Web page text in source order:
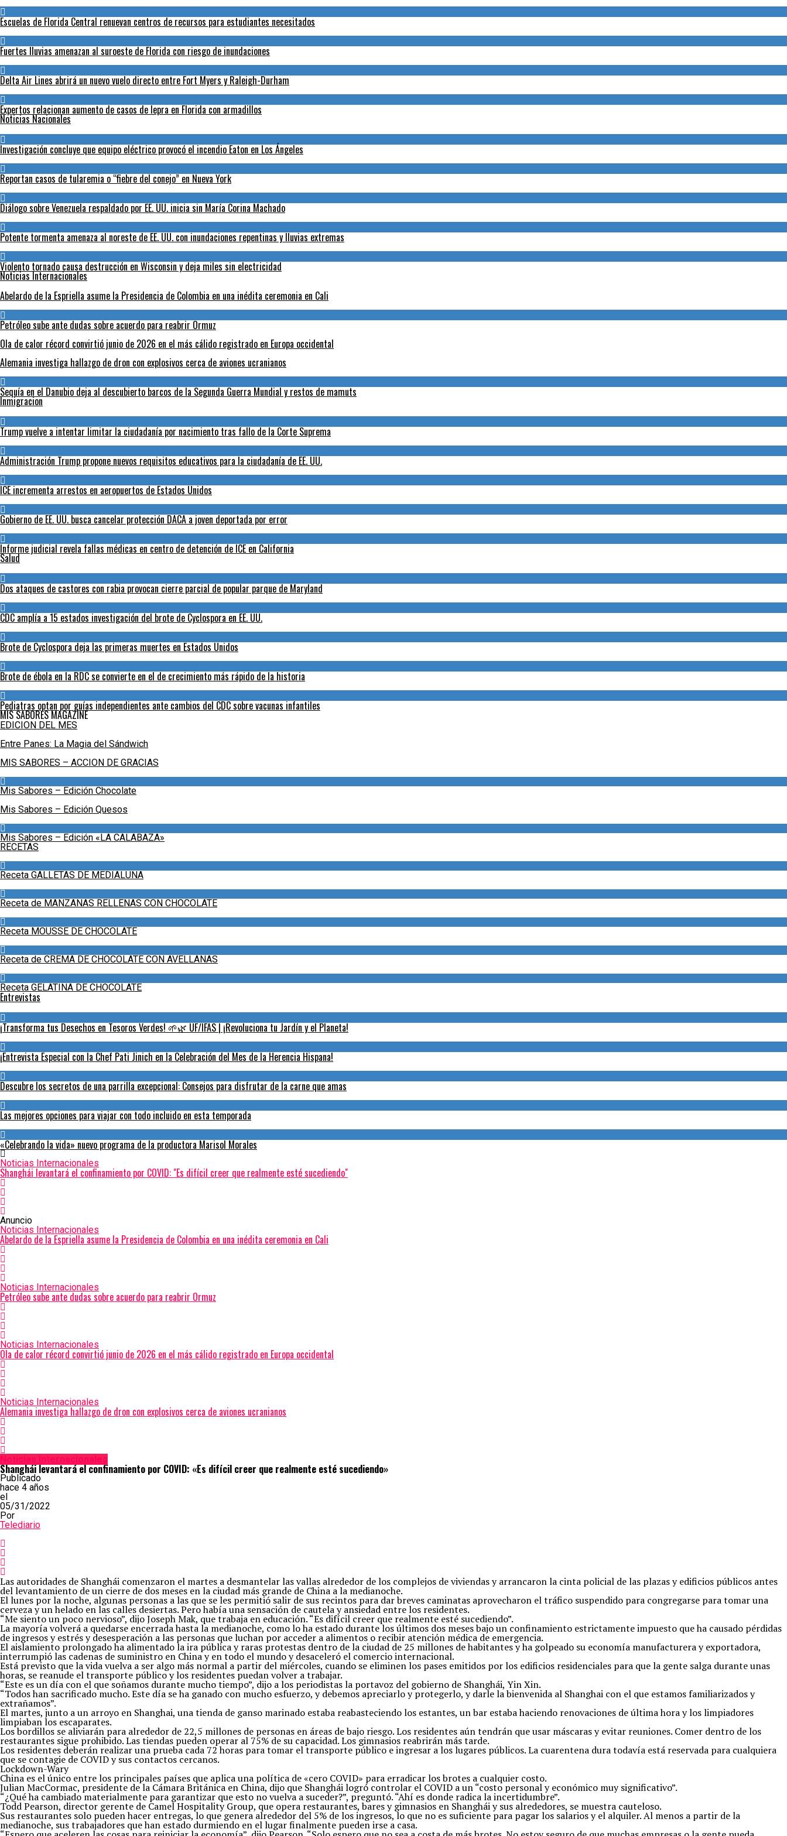
Escuelas de Florida Central renuevan centros de recursos para estudiantes necesitados
Fuertes lluvias amenazan al suroeste de Florida con riesgo de inundaciones
Delta Air Lines abrirá un nuevo vuelo directo entre Fort Myers y Raleigh-Durham
Expertos relacionan aumento de casos de lepra en Florida con armadillos
Noticias Nacionales
Investigación concluye que equipo eléctrico provocó el incendio Eaton en Los Ángeles
Reportan casos de tularemia o “fiebre del conejo” en Nueva York
Diálogo sobre Venezuela respaldado por EE. UU. inicia sin María Corina Machado
Potente tormenta amenaza al noreste de EE. UU. con inundaciones repentinas y lluvias extremas
Violento tornado causa destrucción en Wisconsin y deja miles sin electricidad
Noticias Internacionales
Abelardo de la Espriella asume la Presidencia de Colombia en una inédita ceremonia en Cali
Petróleo sube ante dudas sobre acuerdo para reabrir Ormuz
Ola de calor récord convirtió junio de 2026 en el más cálido registrado en Europa occidental
Alemania investiga hallazgo de dron con explosivos cerca de aviones ucranianos
Sequía en el Danubio deja al descubierto barcos de la Segunda Guerra Mundial y restos de mamuts
Inmigracion
Trump vuelve a intentar limitar la ciudadanía por nacimiento tras fallo de la Corte Suprema
Administración Trump propone nuevos requisitos educativos para la ciudadanía de EE. UU.
ICE incrementa arrestos en aeropuertos de Estados Unidos
Gobierno de EE. UU. busca cancelar protección DACA a joven deportada por error
Informe judicial revela fallas médicas en centro de detención de ICE en California
Salud
Dos ataques de castores con rabia provocan cierre parcial de popular parque de Maryland
CDC amplía a 15 estados investigación del brote de Cyclospora en EE. UU.
Brote de Cyclospora deja las primeras muertes en Estados Unidos
Brote de ébola en la RDC se convierte en el de crecimiento más rápido de la historia
Pediatras optan por guías independientes ante cambios del CDC sobre vacunas infantiles
MIS SABORES MAGAZINE
EDICION DEL MES
Entre Panes: La Magia del Sándwich
MIS SABORES – ACCION DE GRACIAS
Mis Sabores – Edición Chocolate
Mis Sabores – Edición Quesos
Mis Sabores – Edición «LA CALABAZA»
RECETAS
Receta GALLETAS DE MEDIALUNA
Receta de MANZANAS RELLENAS CON CHOCOLATE
Receta MOUSSE DE CHOCOLATE
Receta de CREMA DE CHOCOLATE CON AVELLANAS
Receta GELATINA DE CHOCOLATE
Entrevistas
¡Transforma tus Desechos en Tesoros Verdes! 🌱🌿 UF/IFAS | ¡Revoluciona tu Jardín y el Planeta!
¡Entrevista Especial con la Chef Pati Jinich en la Celebración del Mes de la Herencia Hispana!
Descubre los secretos de una parrilla excepcional: Consejos para disfrutar de la carne que amas
Las mejores opciones para viajar con todo incluido en esta temporada
«Celebrando la vida» nuevo programa de la productora Marisol Morales
Noticias Internacionales
Shanghái levantará el confinamiento por COVID: "Es difícil creer que realmente esté sucediendo"
Anuncio
Noticias Internacionales
Abelardo de la Espriella asume la Presidencia de Colombia en una inédita ceremonia en Cali
Noticias Internacionales
Petróleo sube ante dudas sobre acuerdo para reabrir Ormuz
Noticias Internacionales
Ola de calor récord convirtió junio de 2026 en el más cálido registrado en Europa occidental
Noticias Internacionales
Alemania investiga hallazgo de dron con explosivos cerca de aviones ucranianos
Noticias Internacionales
Shanghái levantará el confinamiento por COVID: «Es difícil creer que realmente esté sucediendo»
Publicado
hace 4 años
el
05/31/2022
Por
Telediario
Las autoridades de Shanghái comenzaron el martes a desmantelar las vallas alrededor de los complejos de viviendas y arrancaron la cinta policial de las plazas y edificios públicos antes
del levantamiento de un cierre de dos meses en la ciudad más grande de China a la medianoche.
El lunes por la noche, algunas personas a las que se les permitió salir de sus recintos para dar breves caminatas aprovecharon el tráfico suspendido para congregarse para tomar una
cerveza y un helado en las calles desiertas. Pero había una sensación de cautela y ansiedad entre los residentes.
“Me siento un poco nervioso”, dijo Joseph Mak, que trabaja en educación. “Es difícil creer que realmente esté sucediendo”.
La mayoría volverá a quedarse encerrada hasta la medianoche, como lo ha estado durante los últimos dos meses bajo un confinamiento estrictamente impuesto que ha causado pérdidas
de ingresos y estrés y desesperación a las personas que luchan por acceder a alimentos o recibir atención médica de emergencia.
El aislamiento prolongado ha alimentado la ira pública y raras protestas dentro de la ciudad de 25 millones de habitantes y ha golpeado su economía manufacturera y exportadora,
interrumpió las cadenas de suministro en China y en todo el mundo y desaceleró el comercio internacional.
Está previsto que la vida vuelva a ser algo más normal a partir del miércoles, cuando se eliminen los pases emitidos por los edificios residenciales para que la gente salga durante unas
horas, se reanude el transporte público y los residentes puedan volver a trabajar.
“Este es un día con el que soñamos durante mucho tiempo”, dijo a los periodistas la portavoz del gobierno de Shanghái, Yin Xin.
“Todos han sacrificado mucho. Este día se ha ganado con mucho esfuerzo, y debemos apreciarlo y protegerlo, y darle la bienvenida al Shanghai con el que estamos familiarizados y
extrañamos”.
El martes, junto a un arroyo en Shanghai, una tienda de ganso marinado estaba reabasteciendo los estantes, un bar estaba haciendo renovaciones de última hora y los limpiadores
limpiaban los escaparates.
Los bordillos se aliviarán para alrededor de 22,5 millones de personas en áreas de bajo riesgo. Los residentes aún tendrán que usar máscaras y evitar reuniones. Comer dentro de los
restaurantes sigue prohibido. Las tiendas pueden operar al 75% de su capacidad. Los gimnasios reabrirán más tarde.
Los residentes deberán realizar una prueba cada 72 horas para tomar el transporte público e ingresar a los lugares públicos. La cuarentena dura todavía está reservada para cualquiera
que se contagie de COVID y sus contactos cercanos.
Lockdown-Wary
China es el único entre los principales países que aplica una política de «cero COVID» para erradicar los brotes a cualquier costo.
Julian MacCormac, presidente de la Cámara Británica en China, dijo que Shanghái logró controlar el COVID a un “costo personal y económico muy significativo”.
“¿Qué ha cambiado materialmente para garantizar que esto no vuelva a suceder?”, preguntó. “Ahí es donde radica la incertidumbre”.
Todd Pearson, director gerente de Camel Hospitality Group, que opera restaurantes, bares y gimnasios en Shanghái y sus alrededores, se muestra cauteloso.
Sus restaurantes solo pueden hacer entregas, lo que genera alrededor del 5% de los ingresos, lo que no es suficiente para pagar los salarios y el alquiler. Al menos a partir de la
medianoche, sus trabajadores que han estado durmiendo en el lugar finalmente pueden irse a casa.